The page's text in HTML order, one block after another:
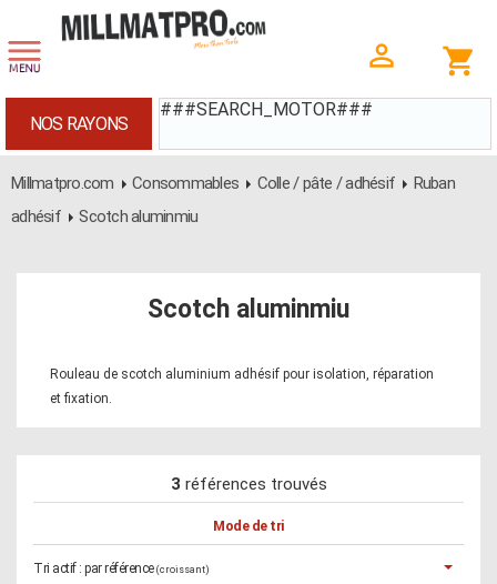
###SEARCH_MOTOR###
NOS RAYONS
Millmatpro.com Consommables Colle / pâte / adhésif
Ruban
adhésif
Scotch aluminmiu
Scotch aluminmiu
Rouleau de scotch aluminium adhésif pour isolation, réparation
et fixation.
3 références trouvés
Mode de tri
Tri actif : par référence (croissant)